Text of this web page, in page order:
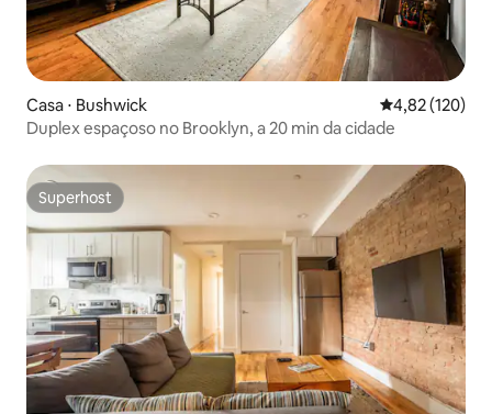
Casa ⋅ Bushwick 4,82 de uma
4,82 (120)
Duplex espaçoso no Brooklyn, a 20 min da cidade
Superhost
Superhost